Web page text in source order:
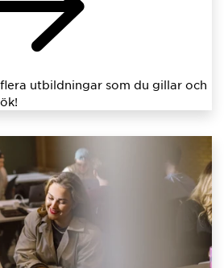
utbildningar som du gillar och